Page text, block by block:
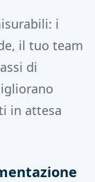
i
il tuo team
di
in attesa